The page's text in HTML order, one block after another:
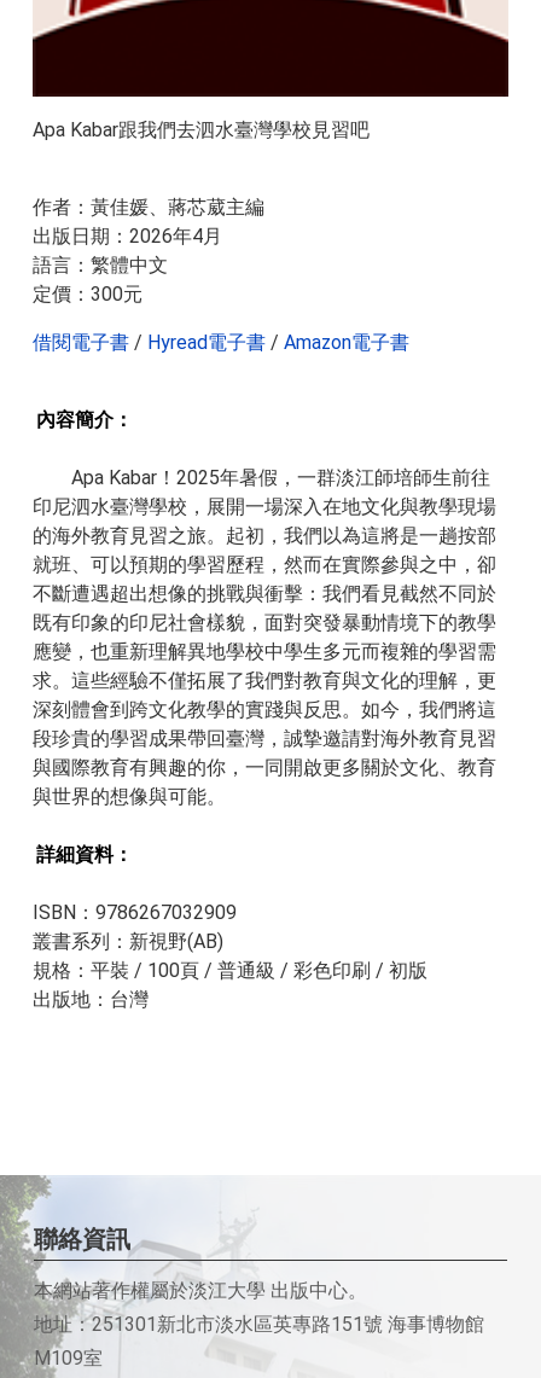
Apa Kabar跟我們去泗水臺灣學校見習吧
作者：黃佳媛、蔣芯葳主編
出版日期：2026年4月
​語言：繁體中文
​定價：300元
借閱電子書 / Hyread電子書 / Amazon電子書
內容簡介：
Apa Kabar！2025年暑假，一群淡江師培師生前往
印尼泗水臺灣學校，展開一場深入在地文化與教學現場
的海外教育見習之旅。起初，我們以為這將是一趟按部
就班、可以預期的學習歷程，然而在實際參與之中，卻
不斷遭遇超出想像的挑戰與衝擊：我們看見截然不同於
既有印象的印尼社會樣貌，面對突發暴動情境下的教學
應變，也重新理解異地學校中學生多元而複雜的學習需
求。這些經驗不僅拓展了我們對教育與文化的理解，更
深刻體會到跨文化教學的實踐與反思。如今，我們將這
段珍貴的學習成果帶回臺灣，誠摯邀請對海外教育見習
與國際教育有興趣的你，一同開啟更多關於文化、教育
與世界的想像與可能。
詳細資料：​​
ISBN：9786267032909
叢書系列：新視野(AB)
規格：平裝 / 100頁 / 普通級 / 彩色印刷 / 初版
出版地：台灣
聯絡資訊
本網站著作權屬於淡江大學 出版中心。
地址：251301新北市淡水區英專路151號 海事博物館
M109室